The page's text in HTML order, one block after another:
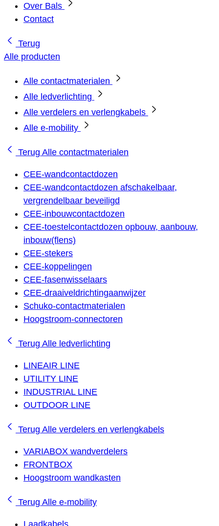
Over Bals
Contact
Terug
Alle producten
Alle contactmaterialen
Alle ledverlichting
Alle verdelers en verlengkabels
Alle e-mobility
Terug Alle contactmaterialen
CEE-wandcontactdozen
CEE-wandcontactdozen afschakelbaar,
vergrendelbaar beveiligd
CEE-inbouwcontactdozen
CEE-toestelcontactdozen opbouw, aanbouw,
inbouw(flens)
CEE-stekers
CEE-koppelingen
CEE-fasenwisselaars
CEE-draaiveldrichtingaanwijzer
Schuko-contactmaterialen
Hoogstroom-connectoren
Terug Alle ledverlichting
LINEAIR LINE
UTILITY LINE
INDUSTRIAL LINE
OUTDOOR LINE
Terug Alle verdelers en verlengkabels
VARIABOX wandverdelers
FRONTBOX
Hoogstroom wandkasten
Terug Alle e-mobility
Laadkabels